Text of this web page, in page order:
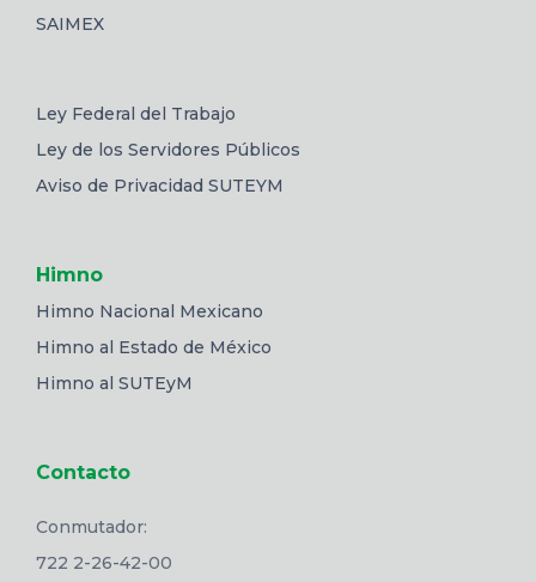
SAIMEX
Ley Federal del Trabajo
Ley de los Servidores Públicos
Aviso de Privacidad SUTEYM
Himno
Himno Nacional Mexicano
Himno al Estado de México
Himno al SUTEyM
Contacto
Conmutador:
722 2-26-42-00